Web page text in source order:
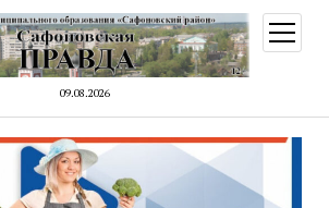
09.08.2026
меню